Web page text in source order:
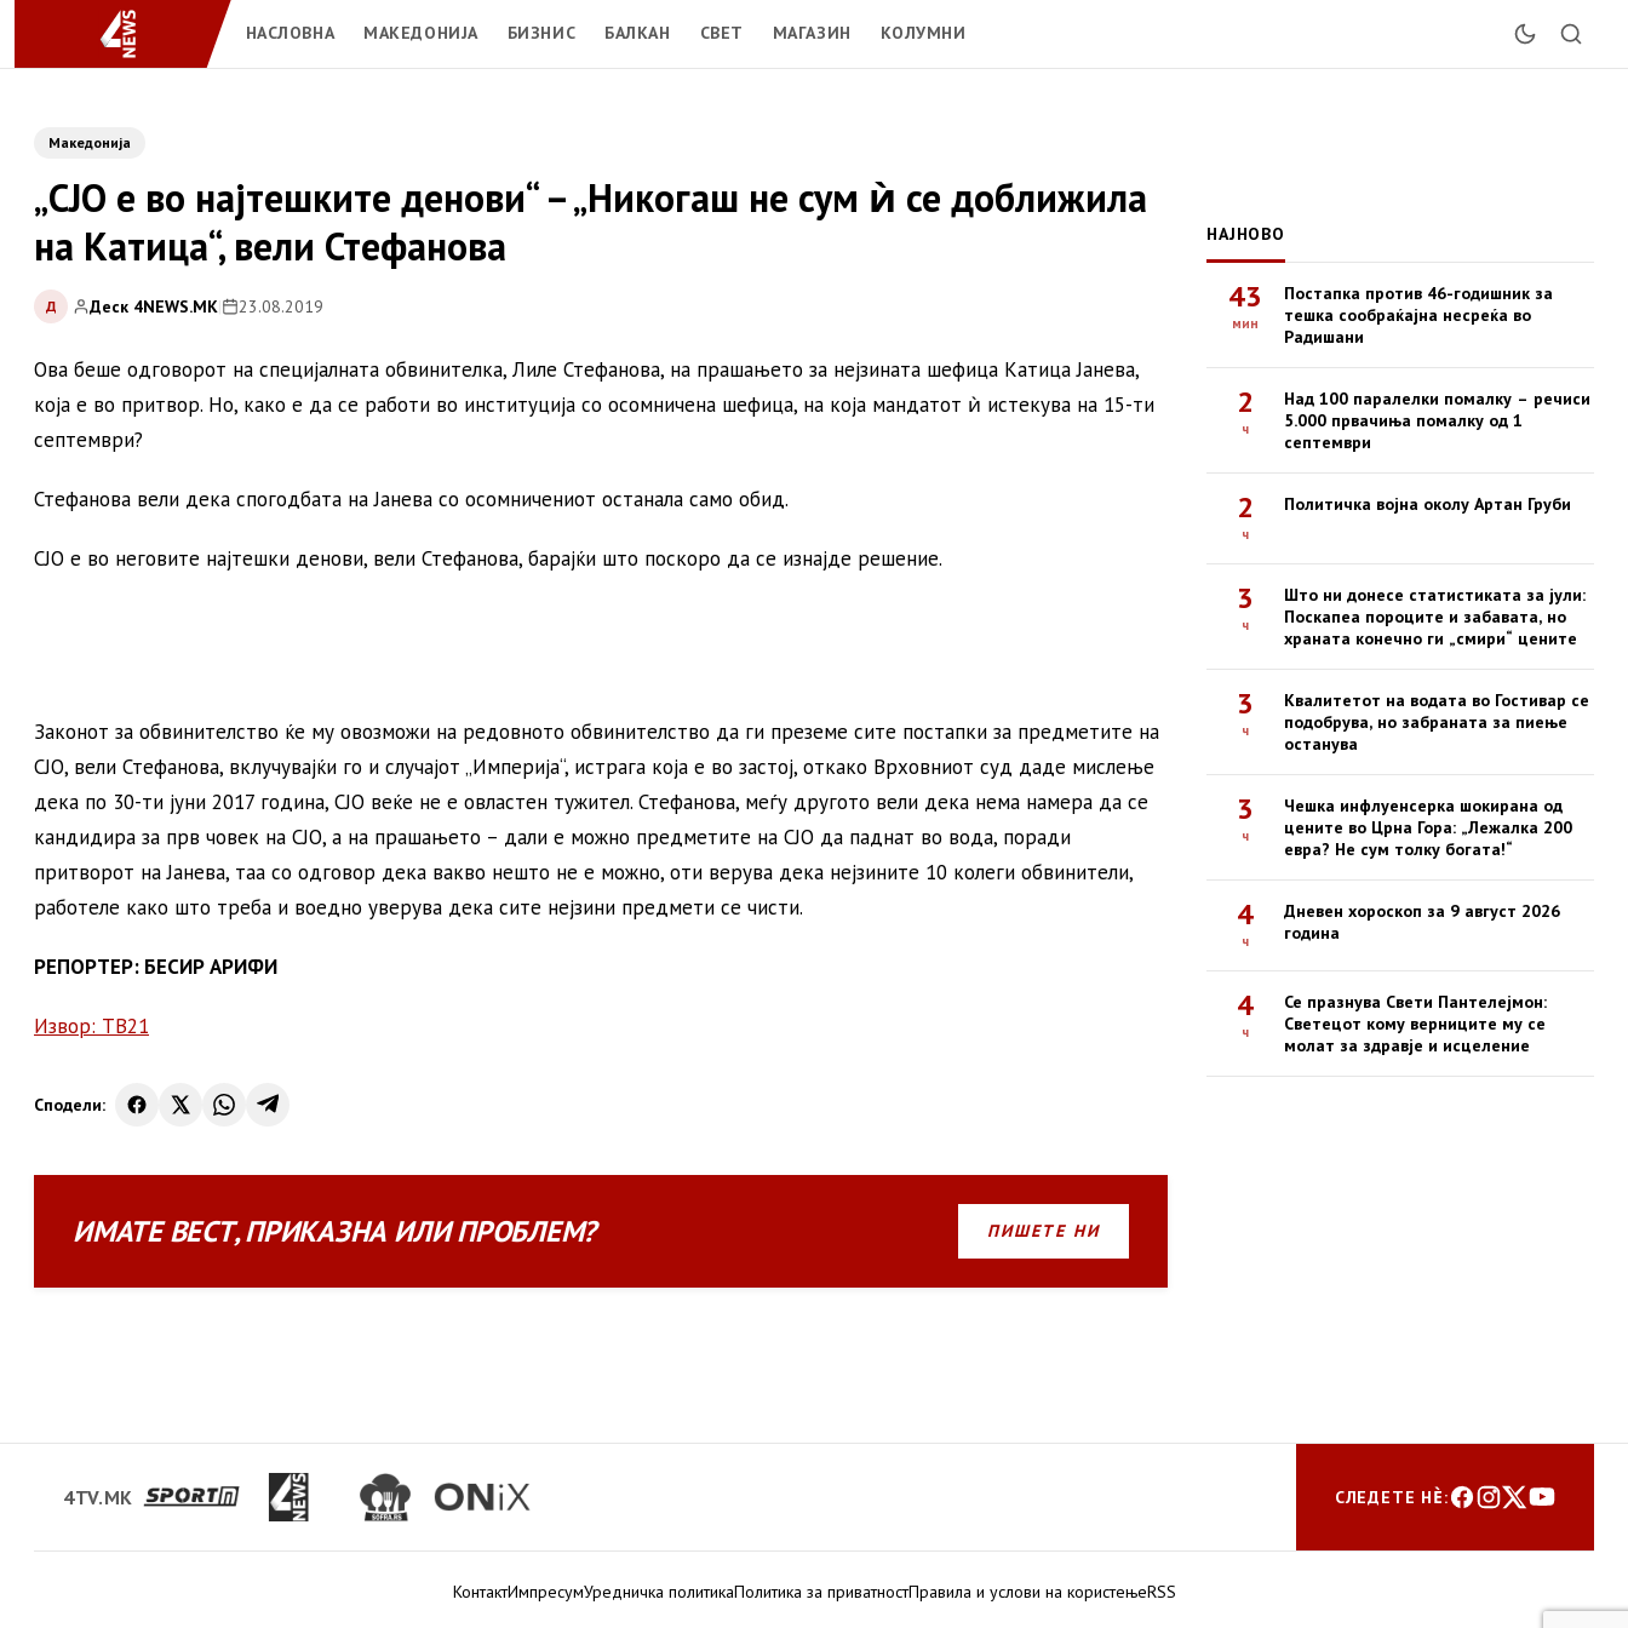
НАСЛОВНА МАКЕДОНИЈА БИЗНИС БАЛКАН СВЕТ МАГАЗИН КОЛУМНИ
Македонија
„СЈО е во најтешките денови“ – „Никогаш не сум ѝ се доближила
на Катица“, вели Стефанова
Д Деск 4NEWS.MK| 23.08.2019
Ова беше одговорот на специјалната обвинителка, Лиле Стефанова, на прашањето за нејзината шефица Катица Јанева,
која е во притвор. Но, како е да се работи во институција со осомничена шефица, на која мандатот ѝ истекува на 15-ти
септември?
Стефанова вели дека спогодбата на Јанева со осомничениот останала само обид.
СЈО е во неговите најтешки денови, вели Стефанова, барајќи што поскоро да се изнајде решение.
Законот за обвинителство ќе му овозможи на редовното обвинителство да ги преземе сите постапки за предметите на
СЈО, вели Стефанова, вклучувајќи го и случајот „Империја“, истрага која е во застој, откако Врховниот суд даде мислење
дека по 30-ти јуни 2017 година, СЈО веќе не е овластен тужител. Стефанова, меѓу другото вели дека нема намера да се
кандидира за прв човек на СЈО, а на прашањето – дали е можно предметите на СЈО да паднат во вода, поради
притворот на Јанева, таа со одговор дека вакво нешто не е можно, оти верува дека нејзините 10 колеги обвинители,
работеле како што треба и воедно уверува дека сите нејзини предмети се чисти.
РЕПОРТЕР: БЕСИР АРИФИ
Извор: ТВ21
Сподели:
ИМАТЕВЕСТ,ПРИКАЗНА ИЛИПРОБЛЕМ? ПИШЕТЕ НИ
НАЈНОВО
43
мин
Постапка против 46-годишник за
тешка сообраќајна несреќа во
Радишани
2
ч
Над 100 паралелки помалку – речиси
5.000 првачиња помалку од 1
септември
2
ч
Политичка војна околу Артан Груби
3
ч
Што ни донесе статистиката за јули:
Поскапеа пороците и забавата, но
храната конечно ги „смири“ цените
3
ч
Квалитетот на водата во Гостивар се
подобрува, но забраната за пиење
останува
3
ч
Чешка инфлуенсерка шокирана од
цените во Црна Гора: „Лежалка 200
евра? Не сум толку богата!“
4
ч
Дневен хороскоп за 9 август 2026
година
4
ч
Се празнува Свети Пантелејмон:
Светецот кому верниците му се
молат за здравје и исцеление
4TV.MK СЛЕДЕТЕ НЀ:
КонтактИмпресумУредничка политикаПолитика за приватностПравила и услови на користењеRSS